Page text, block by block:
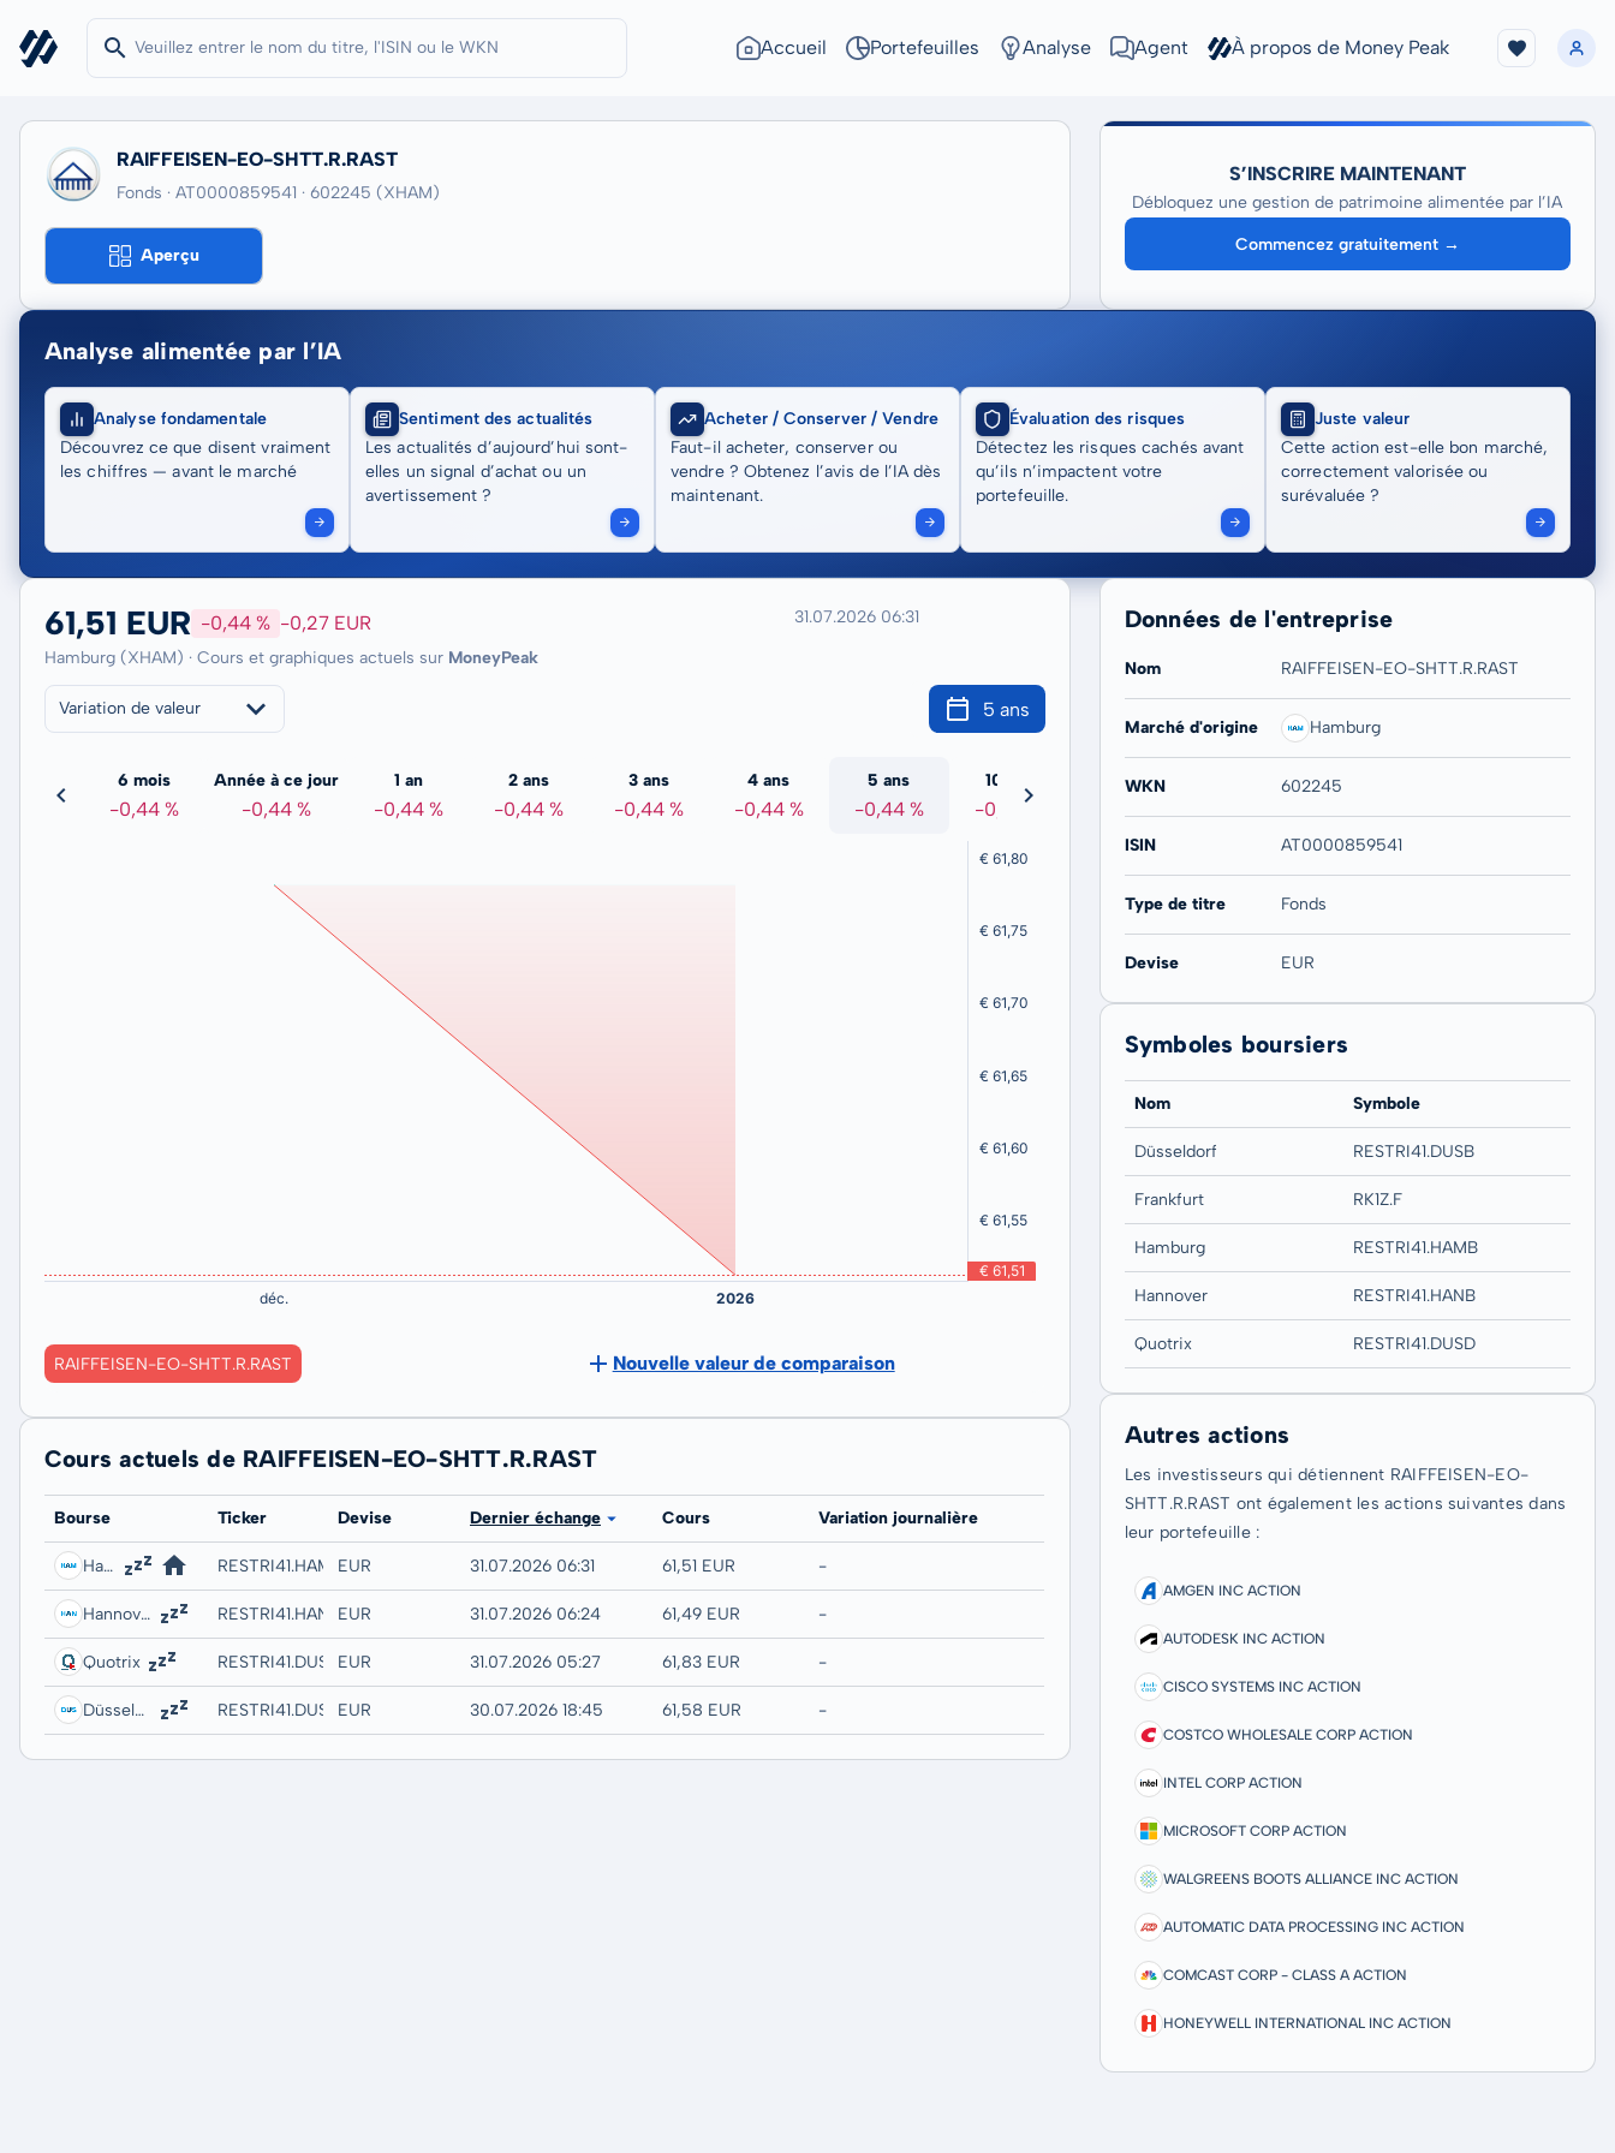
Accueil Portefeuilles Analyse Agent À propos de Money Peak
RAIFFEISEN-EO-SHTT.R.RAST
Fonds · AT0000859541 · 602245 (XHAM)
Aperçu
S’INSCRIRE MAINTENANT
Débloquez une gestion de patrimoine alimentée par l’IA
Commencez gratuitement →
Analyse alimentée par l’IA
Analyse fondamentale
Découvrez ce que disent vraiment
les chiffres — avant le marché
Sentiment des actualités
Les actualités d’aujourd’hui sont-
elles un signal d’achat ou un
avertissement ?
Acheter / Conserver / Vendre
Faut-il acheter, conserver ou
vendre ? Obtenez l’avis de l’IA dès
maintenant.
Évaluation des risques
Détectez les risques cachés avant
qu’ils n’impactent votre
portefeuille.
Juste valeur
Cette action est-elle bon marché,
correctement valorisée ou
surévaluée ?
61,51 EUR -0,44 % -0,27 EUR
Hamburg (XHAM) · Cours et graphiques actuels sur MoneyPeak
31.07.2026 06:31
Variation de valeur 5 ans
6 mois
-0,44 %
Année à ce jour
-0,44 %
1 an
-0,44 %
2 ans
-0,44 %
3 ans
-0,44 %
4 ans
-0,44 %
5 ans
-0,44 %
10 ans
-0,44 %
20 ans
RAIFFEISEN-EO-SHTT.R.RAST Nouvelle valeur de comparaison
Cours actuels de RAIFFEISEN-EO-SHTT.R.RAST
Bourse Ticker Devise Dernier échange Cours Variation journalière
Hamburg RESTRI41.HAMBEUR 31.07.2026 06:31 61,51 EUR -
Hannover RESTRI41.HANBEUR 31.07.2026 06:24 61,49 EUR -
Quotrix RESTRI41.DUSDEUR 31.07.2026 05:27 61,83 EUR -
Düsseldorf RESTRI41.DUSB EUR 30.07.2026 18:45 61,58 EUR -
Données de l'entreprise
Nom RAIFFEISEN-EO-SHTT.R.RAST
Marché d'origine Hamburg
WKN 602245
ISIN AT0000859541
Type de titre Fonds
Devise EUR
Symboles boursiers
Nom Symbole
Düsseldorf RESTRI41.DUSB
Frankfurt RK1Z.F
Hamburg RESTRI41.HAMB
Hannover RESTRI41.HANB
Quotrix RESTRI41.DUSD
Autres actions
Les investisseurs qui détiennent RAIFFEISEN-EO-
SHTT.R.RAST ont également les actions suivantes dans
leur portefeuille :
AMGEN INC ACTION
AUTODESK INC ACTION
CISCO SYSTEMS INC ACTION
COSTCO WHOLESALE CORP ACTION
INTEL CORP ACTION
MICROSOFT CORP ACTION
WALGREENS BOOTS ALLIANCE INC ACTION
AUTOMATIC DATA PROCESSING INC ACTION
COMCAST CORP - CLASS A ACTION
HONEYWELL INTERNATIONAL INC ACTION